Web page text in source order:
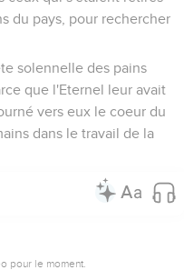
du pays, pour rechercher
solennelle des pains
que l'Eternel leur avait
vers eux le coeur du
dans le travail de la
pour le moment.